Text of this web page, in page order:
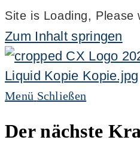
Site is Loading, Please
Zum Inhalt springen
Menü Schließen
Der nächste